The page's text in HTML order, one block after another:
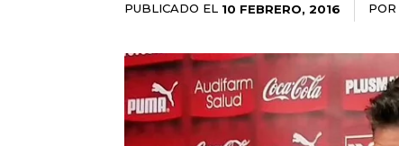
PUBLICADO EL 10 FEBRERO, 2016 POR